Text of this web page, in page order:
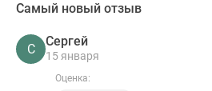
Самый новый отзыв
С
Сергей
15 января
Оценка: